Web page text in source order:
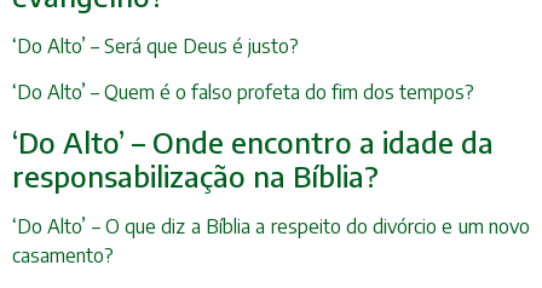
‘Do Alto’ – Será que Deus é justo?
‘Do Alto’ – Quem é o falso profeta do fim dos tempos?
‘Do Alto’ – Onde encontro a idade da
responsabilização na Bíblia?
‘Do Alto’ – O que diz a Bíblia a respeito do divórcio e um novo
casamento?